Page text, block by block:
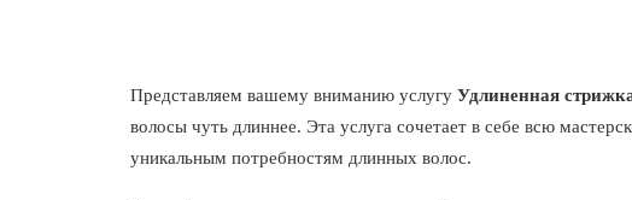
Представляем вашему вниманию услугу Удлиненная
волосы чуть длиннее. Эта услуга сочетает в себе всю
уникальным потребностям длинных волос.